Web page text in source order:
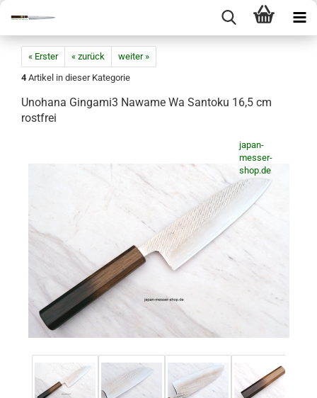
« Erster « zurück
weiter »
4 Artikel in dieser Kategorie
Unohana Gingami3 Nawame Wa Santoku 16,5 cm
rostfrei
japan-
messer-
shop.de